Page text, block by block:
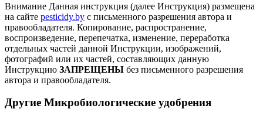
Внимание Данная инструкция (далее Инструкция) размещена
на сайте pesticidy.by с письменного разрешения автора и
правообладателя. Копирование, распространение,
воспроизведение, перепечатка, изменение, переработка
отдельных частей данной Инструкции, изображений,
фотографий или их частей, составляющих данную
Инструкцию ЗАПРЕЩЕНЫ без письменного разрешения
автора и правообладателя.
Другие Микробиологические удобрения